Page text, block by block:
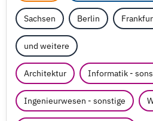
Sachsen Berlin
und weitere
Architektur Informatik -
Ingenieurwesen - sonstige